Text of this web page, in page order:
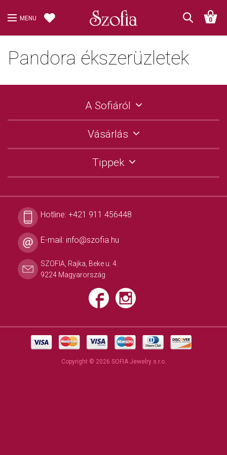
MENU 0
Pandora ékszerüzletek
A Sofiáról
Vásárlás
Tippek
Hotline: +421 911 456448
E-mail: info@szofia.hu
SZOFIA, Rajka, Beke u. 4.
9224 Magyarország
Copyright © 2026 SOFIA Jewelry s.r.o.